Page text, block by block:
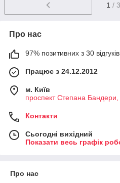
1 / 3
Про нас
97% позитивних з 30 відгуків
Працює з 24.12.2012
м. Київ
проспект Степана Бандери,
Контакти
Сьогодні вихідний
Показати весь графік
Про нас